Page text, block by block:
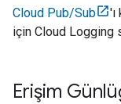
Cloud Pub/Sub
için Cloud Logging
Erişim